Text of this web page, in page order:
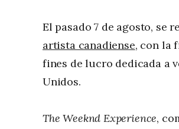
El pasado 7 de agosto,
artista canadiense, con la
fines de lucro dedicada a
Unidos.
The Weeknd Experience,